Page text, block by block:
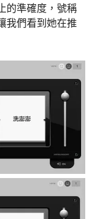
的準確度，號稱
我們看到她在推